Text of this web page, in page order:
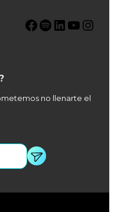
no llenarte el
Facebook Spotify LinkedIn YouTube Instagram